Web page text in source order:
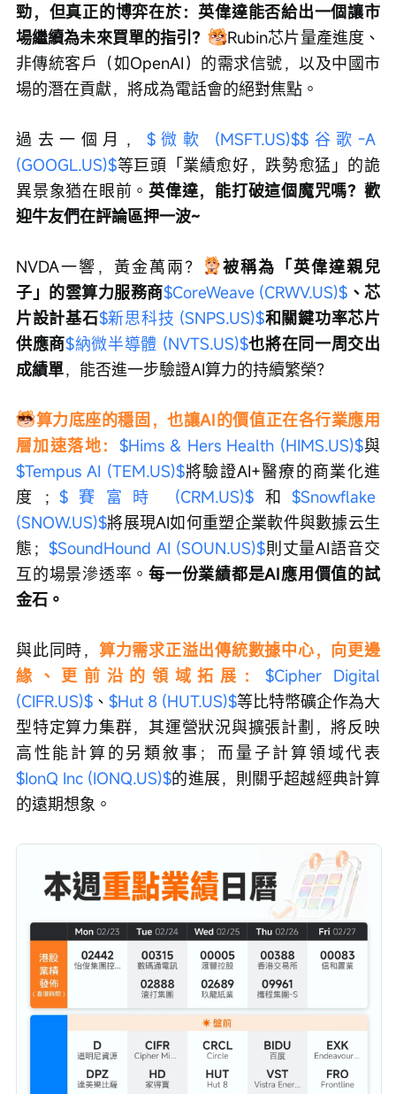
勁，但真正的博弈在於：英偉達能否給出一個讓市
場繼續為未來買單的指引？
Rubin芯片量產進度、
非傳統客戶（如OpenAI）的需求信號，以及中國市
場的潛在貢獻，將成為電話會的絕對焦點。
過去一個月， $微軟 (MSFT.US)$$谷歌-A
(GOOGL.US)$等巨頭「業績愈好，跌勢愈猛」的詭
異景象猶在眼前。英偉達，能打破這個魔咒嗎？歡
迎牛友們在評論區押一波~
NVDA一響，黃金萬兩？
被稱為「英偉達親兒
子」的雲算力服務商$CoreWeave (CRWV.US)$ 、芯
片設計基石$新思科技 (SNPS.US)$和關鍵功率芯片
供應商$納微半導體 (NVTS.US)$也將在同一周交出
成績單，能否進一步驗證AI算力的持續繁榮？
算力底座的穩固，也讓AI的價值正在各行業應用
層加速落地： $Hims & Hers Health (HIMS.US)$與
$Tempus AI (TEM.US)$將驗證AI+醫療的商業化進
度； $賽富時 (CRM.US)$ 和 $Snowflake
(SNOW.US)$將展現AI如何重塑企業軟件與數據云生
態； $SoundHound AI (SOUN.US)$則丈量AI語音交
互的場景滲透率。每一份業績都是AI應用價值的試
金石。
與此同時， 算力需求正溢出傳統數據中心，向更邊
緣、更前沿的領域拓展：$Cipher Digital
(CIFR.US)$ 、 $Hut 8 (HUT.US)$等比特幣礦企作為大
型特定算力集群，其運營狀況與擴張計劃，將反映
高性能計算的另類敘事；而量子計算領域代表
$IonQ Inc (IONQ.US)$的進展，則關乎超越經典計算
的遠期想象。